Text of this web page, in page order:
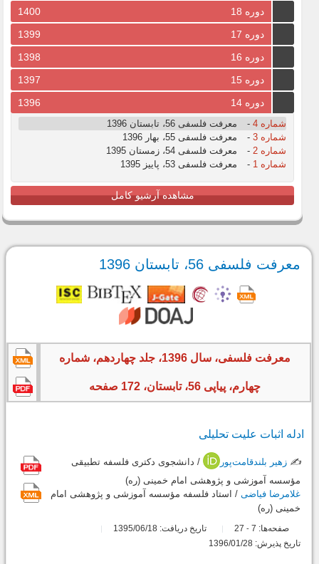
دوره 18
1400
دوره 17
1399
دوره 16
1398
دوره 15
1397
دوره 14
1396
شماره 4 -
معرفت فلسفی 56، تابستان 1396
شماره 3
-
معرفت فلسفی 55، بهار 1396
شماره 2
-
معرفت فلسفی 54، زمستان 1395
شماره 1
- معرفت فلسفی 53، پاییز 1395
مشاهده آرشیو کامل
معرفت فلسفی 56، تابستان 1396
معرفت فلسفی، سال 1396، جلد چهاردهم، شماره
چهارم، پیاپی 56، تابستان، 172 صفحه
ادله اثبات علیت تحلیلى
✍️ زهیر بلندقامت‌پور
/ دانشجوى دکترى فلسفه تطبیقى
مؤسسه آموزشى و پژوهشى امام خمینى (ره)
غلامرضا فیاضی / استاد فلسفه مؤسسه آموزشى و پژوهشى امام
خمینى (ره)
صفحه‌ها: 7
-
تاریخ دریافت: 1395/06/18
تاریخ پذیرش: 1396/01/28